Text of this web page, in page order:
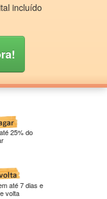
incluído
25% do
até 7 dias e
volta